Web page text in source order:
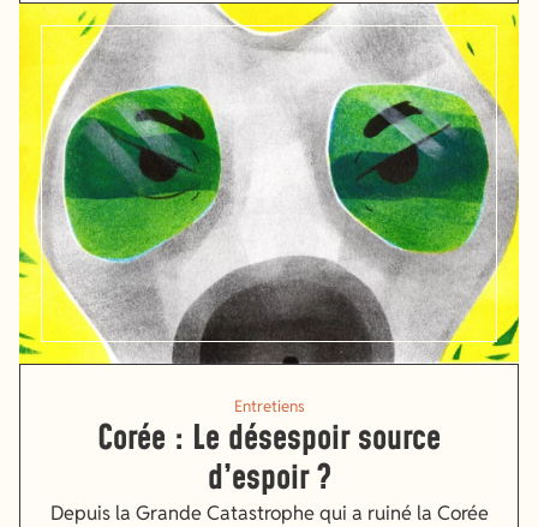
Entretiens
Corée : Le désespoir source
d’espoir ?
Depuis la Grande Catastrophe qui a ruiné la Corée